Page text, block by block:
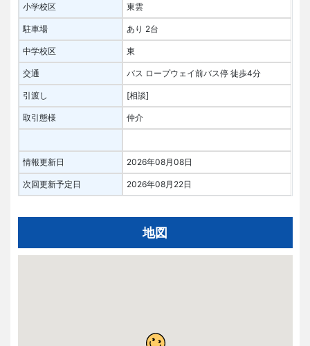
小学校区 東雲
駐車場 あり 2台
中学校区 東
交通 バス ロープウェイ前バス停 徒歩4分
引渡し [相談]
取引態様 仲介
情報更新日 2026年08月08日
次回更新予定日 2026年08月22日
地図